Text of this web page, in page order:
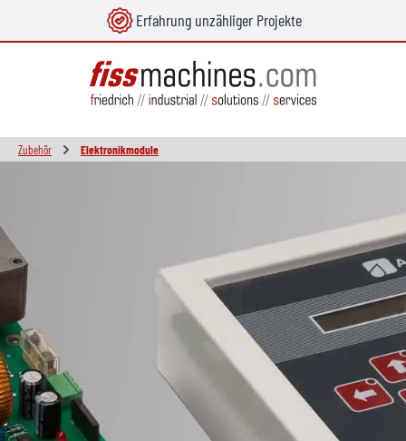
Erfahrung unzähliger Projekte
Zubehör Elektronikmodule